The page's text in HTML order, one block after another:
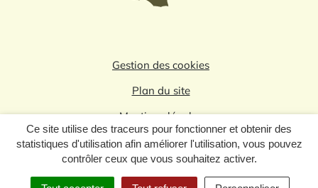
Ce site utilise des traceurs pour fonctionner et obtenir des
statistiques d'utilisation afin améliorer l'utilisation, vous pouvez
contrôler ceux que vous souhaitez activer.
Logo du label
Gestion des cookies
Plan du site
Mentions légales
Politique de confidentialité